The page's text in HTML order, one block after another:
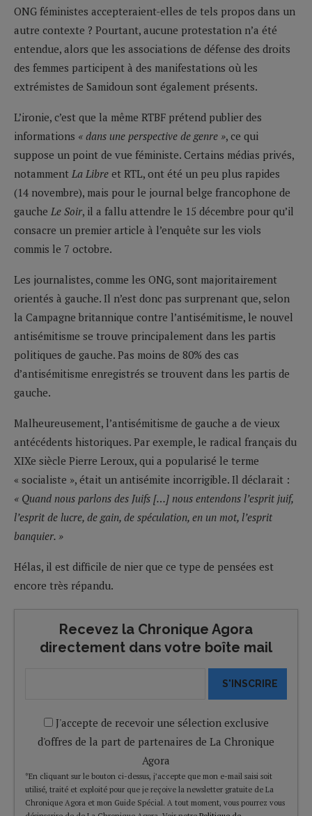
ONG féministes accepteraient-elles de tels propos dans un
autre contexte ? Pourtant, aucune protestation n’a été
entendue, alors que les associations de défense des droits
des femmes participent à des manifestations où les
extrémistes de Samidoun sont également présents.
L’ironie, c’est que la même RTBF prétend publier des
informations « dans une perspective de genre », ce qui
suppose un point de vue féministe. Certains médias privés,
notamment La Libre et RTL, ont été un peu plus rapides
(14 novembre), mais pour le journal belge francophone de
gauche Le Soir, il a fallu attendre le 15 décembre pour qu’il
consacre un premier article à l’enquête sur les viols
commis le 7 octobre.
Les journalistes, comme les ONG, sont majoritairement
orientés à gauche. Il n’est donc pas surprenant que, selon
la Campagne britannique contre l’antisémitisme, le nouvel
antisémitisme se trouve principalement dans les partis
politiques de gauche. Pas moins de 80% des cas
d’antisémitisme enregistrés se trouvent dans les partis de
gauche.
Malheureusement, l’antisémitisme de gauche a de vieux
antécédents historiques. Par exemple, le radical français du
XIXe siècle Pierre Leroux, qui a popularisé le terme
« socialiste », était un antisémite incorrigible. Il déclarait :
« Quand nous parlons des Juifs […] nous entendons l’esprit juif,
l’esprit de lucre, de gain, de spéculation, en un mot, l’esprit
banquier. »
Hélas, il est difficile de nier que ce type de pensées est
encore très répandu.
Recevez la Chronique Agora
directement dans votre boîte mail
S'INSCRIRE
J'accepte de recevoir une sélection exclusive
d'offres de la part de partenaires de La Chronique
Agora
*En cliquant sur le bouton ci-dessus, j’accepte que mon e-mail saisi soit
utilisé, traité et exploité pour que je reçoive la newsletter gratuite de La
Chronique Agora et mon Guide Spécial. A tout moment, vous pourrez vous